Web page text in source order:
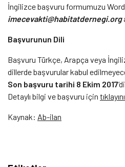
İngilizce başvuru formumuzu
imecevakti@habitatdernegi.org
Başvurunun Dili
Başvuru Türkçe, Arapça veya
dillerde başvurular kabul
Son başvuru tarihi 8 Ekim 2017
Detaylı bilgi ve başvuru için
Kaynak: Ab-ilan